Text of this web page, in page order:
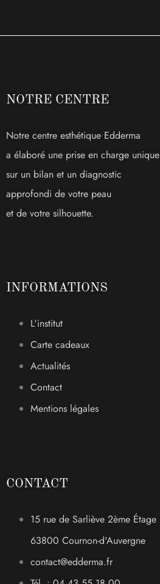
NOTRE CENTRE
Notre centre esthétique Edderma
a élaboré une prise en charge unique
sur un bilan et un diagnostic
approfondi de votre peau
et de votre silhouette.
INFORMATIONS
L'institut
Carte cadeaux
Actualités
Contact
Mentions légales
CONTACT
15 rue de Sarliève 2ème Étage
63800 Cournon-d'Auvergne
contact@edderma.fr